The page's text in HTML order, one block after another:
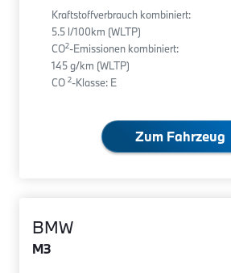
Kraftstoffverbrauch kombiniert:
5.5 l/100km (WLTP)
CO2-Emissionen kombiniert:
145 g/km (WLTP)
CO 2-Klasse: E
Zum Fahrzeug
BMW
M3